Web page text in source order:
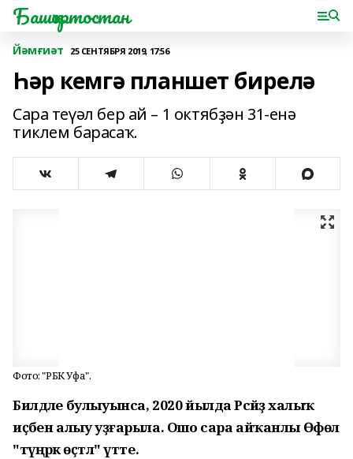
Башҡортостан
Йәмғиәт 25 СЕНТЯБРЯ 2019, 17:56
Һәр кемгә планшет бирелә
Сара теүәл бер ай – 1 октябҙән 31-енә
тиклем барасаҡ.
Фото: "РБК Уфа".
Билдәле булыуынса, 2020 йылда Рәсәйҙә халыҡ
иҫәбен алыу уҙғарыла. Ошо сара айҡанлы Өфөлә
"түңәрәк өҫтәл" үтте.